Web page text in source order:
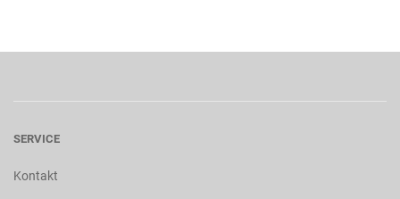
SERVICE
Kontakt